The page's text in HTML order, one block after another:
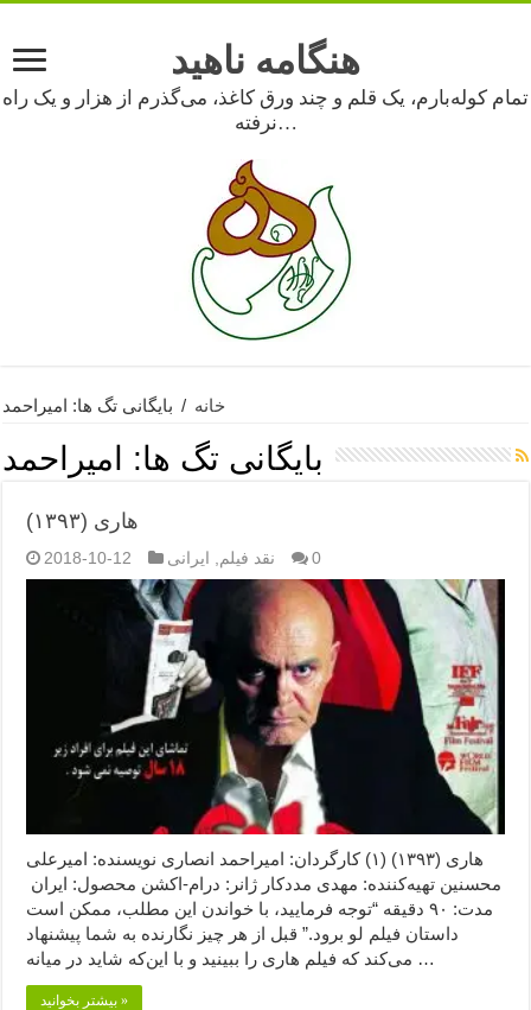
هنگامه ناهید
تمام کوله‌بارم، یک قلم و چند ورق کاغذ، می‌گذرم از هزار و یک راه
نرفته…
خانه / بایگانی تگ ها: امیراحمد
بایگانی تگ ها: امیراحمد
هاری (۱۳۹۳)
2018-10-12 نقد فیلم ایرانی 0
هاری (۱۳۹۳) (۱) کارگردان: امیراحمد انصاری نویسنده: امیرعلی
محسنین تهیه‌کننده: مهدی مددکار ژانر: درام-اکشن محصول: ایران
مدت: ۹۰ دقیقه “توجه فرمایید،‌ با خواندن این مطلب، ممکن است
داستان فیلم لو برود.” قبل از هر چیز نگارنده به شما پیشنهاد
می‌کند که فیلم هاری را ببینید و با این‌که شاید در میانه …
بیشتر بخوانید »